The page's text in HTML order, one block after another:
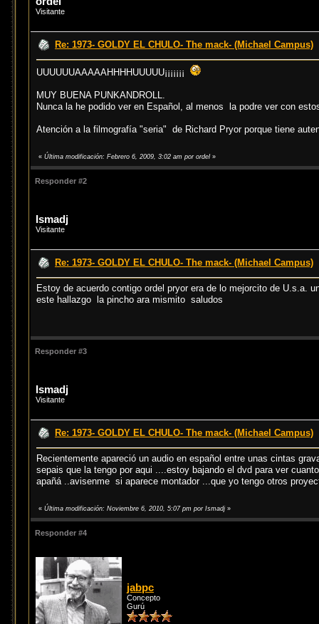
Visitante
Re: 1973- GOLDY EL CHULO- The mack- (Michael Campus)
UUUUUUAAAAAHHHHUUUUU¡¡¡¡¡¡¡
MUY BUENA PUNKANDROLL.
Nunca la he podido ver en Español, al menos la podre ver con
Atención a la filmografía "seria" de Richard Pryor porque tiene
« Última modificación: Febrero 6, 2009, 3:02 am por ordel»
Responder #2
Ismadj
Visitante
Re: 1973- GOLDY EL CHULO- The mack- (Michael Campus)
Estoy de acuerdo contigo ordel pryor era de lo mejorcito de U.s.a.
este hallazgo la pincho ara mismito saludos
Responder #3
Ismadj
Visitante
Re: 1973- GOLDY EL CHULO- The mack- (Michael Campus)
Recientemente apareció un audio en español entre unas cintas
sepais que la tengo por aqui ....estoy bajando el dvd para ver
apañá ..avisenme si aparece montador ...que yo tengo otros
« Última modificación: Noviembre 6, 2010, 5:07 pm por Ismadj »
Responder #4
jabpc
Concepto
Gurú